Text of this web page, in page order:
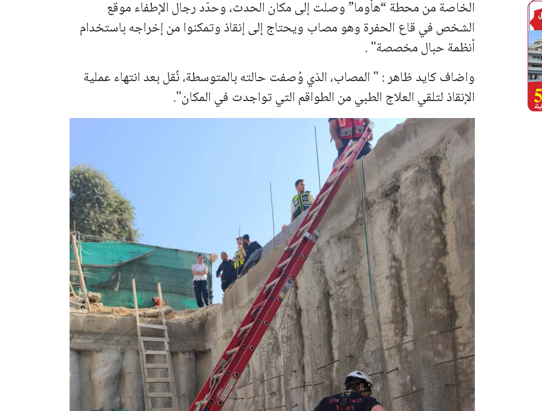
الخاصة من محطة “هأوما” وصلت إلى مكان الحدث، وحدّد رجال الإطفاء موقع
الشخص في قاع الحفرة وهو مصاب ويحتاج إلى إنقاذ وتمكنوا من إخراجه باستخدام
أنظمة حبال مخصصة" .
واضاف كايد ظاهر : " المصاب، الذي وُصفت حالته بالمتوسطة، نُقل بعد انتهاء عملية
الإنقاذ لتلقي العلاج الطبي من الطواقم التي تواجدت في المكان".